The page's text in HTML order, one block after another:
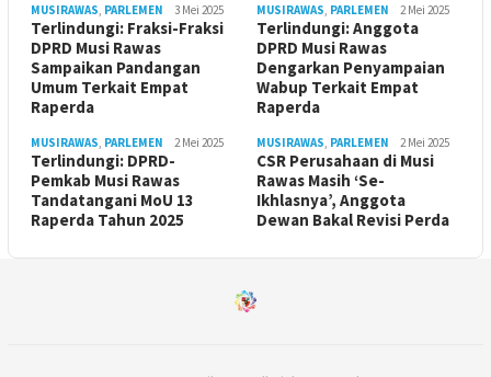
MUSIRAWAS PARLEMEN 3 Mei 2025
Terlindungi: Fraksi-Fraksi
DPRD Musi Rawas
Sampaikan Pandangan
Umum Terkait Empat
Raperda
MUSIRAWAS PARLEMEN 2 Mei 2025
Terlindungi: Anggota
DPRD Musi Rawas
Dengarkan Penyampaian
Wabup Terkait Empat
Raperda
MUSIRAWAS PARLEMEN 2 Mei 2025
Terlindungi: DPRD-
Pemkab Musi Rawas
Tandatangani MoU 13
Raperda Tahun 2025
MUSIRAWAS PARLEMEN 2 Mei 2025
CSR Perusahaan di Musi
Rawas Masih ‘Se-
Ikhlasnya’, Anggota
Dewan Bakal Revisi Perda ‎